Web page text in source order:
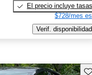
El precio incluye tasas
$728/mes
Verif. disponibilidad